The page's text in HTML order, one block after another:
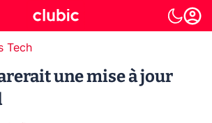
Tech
une mise à jour